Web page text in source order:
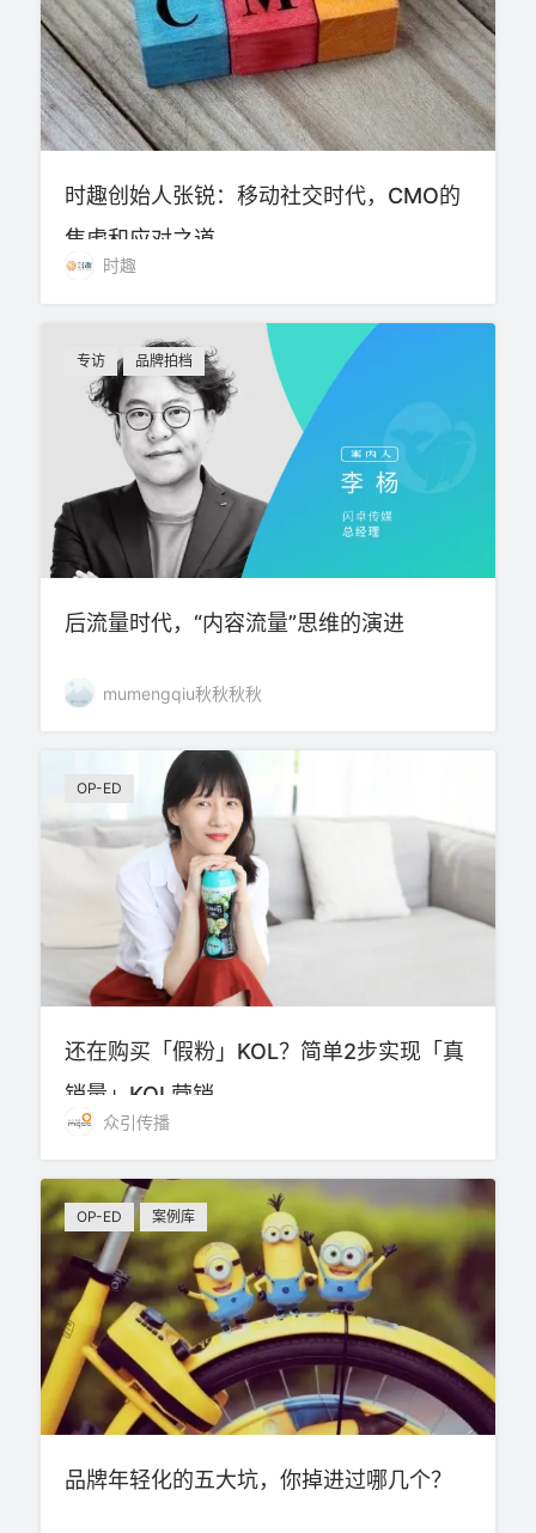
时趣创始人张锐：移动社交时代，CMO的
焦虑和应对之道
时趣
专访 品牌拍档
后流量时代，“内容流量”思维的演进
mumengqiu秋秋秋秋
OP-ED
还在购买「假粉」KOL？简单2步实现「真
销量」KOL营销
众引传播
OP-ED 案例库
品牌年轻化的五大坑，你掉进过哪几个？